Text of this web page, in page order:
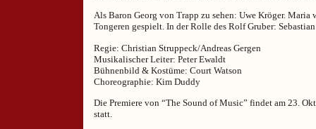
Als Baron Georg von Trapp zu sehen: Uwe Kröger. Maria
Tongeren gespielt. In der Rolle des Rolf Gruber:
Regie: Christian Struppeck/Andreas Gergen
Musikalischer Leiter: Peter Ewaldt
Bühnenbild & Kostüme: Court Watson
Choreographie: Kim Duddy
Die Premiere von “The Sound of Music” findet am 23.
statt.